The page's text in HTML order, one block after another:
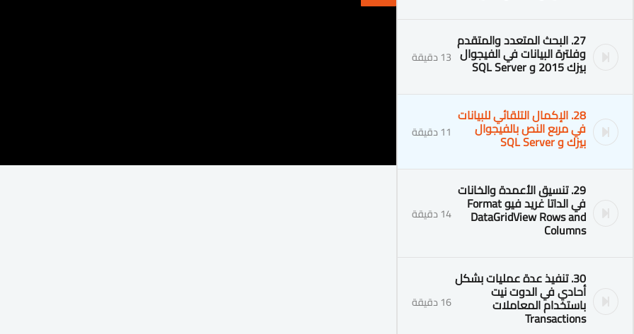
27. البحث المتعدد والمتقدم
وفلترة البيانات في الفيجوال
بيزك 2015 و SQL Server 13 دقيقة
28. الإكمال التلقائي للبيانات
في مربع النص بالفيجوال
بيزك و SQL Server 11 دقيقة
29. تنسيق الأعمدة والخانات
في الداتا غريد فيو Format
DataGridView Rows and
Columns
14 دقيقة
30. تنفيذ عدة عمليات بشكل
أحادي في الدوت نيت
باستخدام المعاملات
Transactions
16 دقيقة